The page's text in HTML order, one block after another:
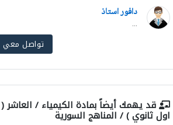
دافور استاذ
...
تواصل معي
قد يهمك أيضاً بمادة الكيمياء / العاشر (
اول ثانوي ) / المناهج السورية